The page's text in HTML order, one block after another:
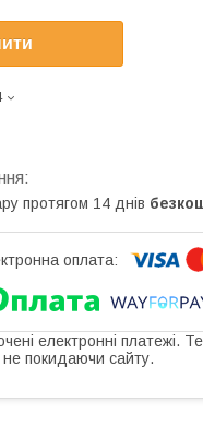
протягом 14 днів
електронні платежі.
покидаючи сайту.